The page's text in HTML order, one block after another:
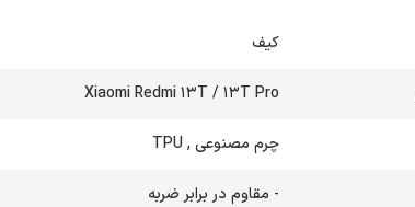
کیف
Xiaomi Redmi 13T / 13T Pro
چرم مصنوعی , TPU